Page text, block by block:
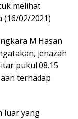
melihat
(16/02/2021)
M Hasan
jenazah
pukul 08.15
terhadap
luar yang